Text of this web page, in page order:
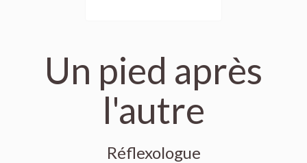
Un pied après
l'autre
Réflexologue